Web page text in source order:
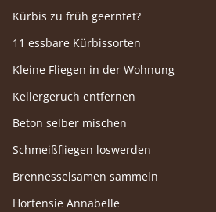
Kürbis zu früh geerntet?
11 essbare Kürbissorten
Kleine Fliegen in der Wohnung
Kellergeruch entfernen
Beton selber mischen
Schmeißfliegen loswerden
Brennesselsamen sammeln
Hortensie Annabelle